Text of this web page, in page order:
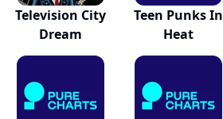
Television City
Dream
Teen Punks In
Heat